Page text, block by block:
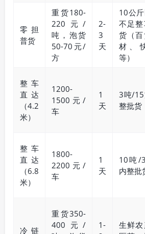
零担
普货
重货180-
220元/
吨，泡货
50-70元/
方
2-
3
天
10公斤
不足
货（
材、
等）
整车
直达
（4.2
米）
1200-
1500元/
车
1
天
3吨/
整批货
整车
直达
（6.8
米）
1800-
2200元/
车
1
天
10吨/
内整批
冷链
重货350-
400元/
1-
生鲜农